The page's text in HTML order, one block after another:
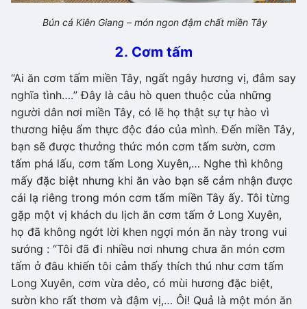
Bún cá Kiên Giang – món ngon đậm chất miền Tây
2. Cơm tấm
“Ai ăn cơm tấm miền Tây, ngất ngây hương vị, đắm say
nghĩa tình….” Đây là câu hò quen thuộc của những
người dân nơi miền Tây, có lẽ họ thật sự tự hào vì
thương hiệu ẩm thực độc đáo của mình. Đến miền Tây,
bạn sẽ được thưởng thức món cơm tấm sườn, cơm
tấm phá lấu, cơm tấm Long Xuyên,… Nghe thì không
mấy đặc biệt nhưng khi ăn vào bạn sẽ cảm nhận được
cái lạ riêng trong món cơm tấm miền Tây ấy. Tôi từng
gặp một vị khách du lịch ăn cơm tấm ở Long Xuyên,
họ đã không ngớt lời khen ngợi món ăn này trong vui
sướng : “Tôi đã đi nhiều nơi nhưng chưa ăn món cơm
tấm ở đâu khiến tôi cảm thấy thích thú như cơm tấm
Long Xuyên, cơm vừa dẻo, có mùi hương đặc biệt,
sườn kho rất thơm và đậm vị,… Ôi! Quả là một món ăn